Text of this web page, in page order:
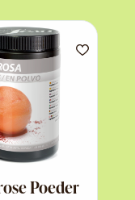
Poeder